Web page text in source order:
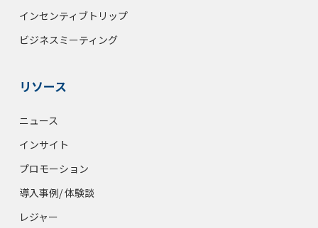
インセンティブトリップ
ビジネスミーティング
リソース
ニュース
インサイト
プロモーション
導入事例/ 体験談
レジャー